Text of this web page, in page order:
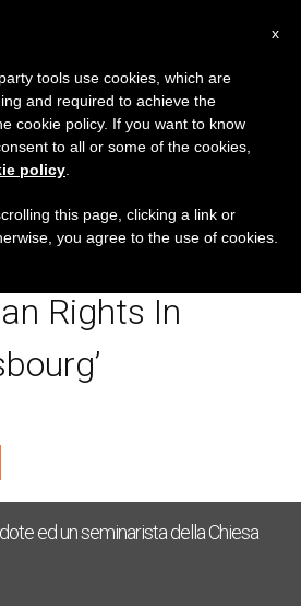
Tagged
Of The
Court Of
Rights In
ed un seminarista della Chiesa
x
tools use cookies, which are
and required to achieve the
cookie policy. If you want to know
to all or some of the cookies,
policy
this page, clicking a link or
you agree to the use of cookies.